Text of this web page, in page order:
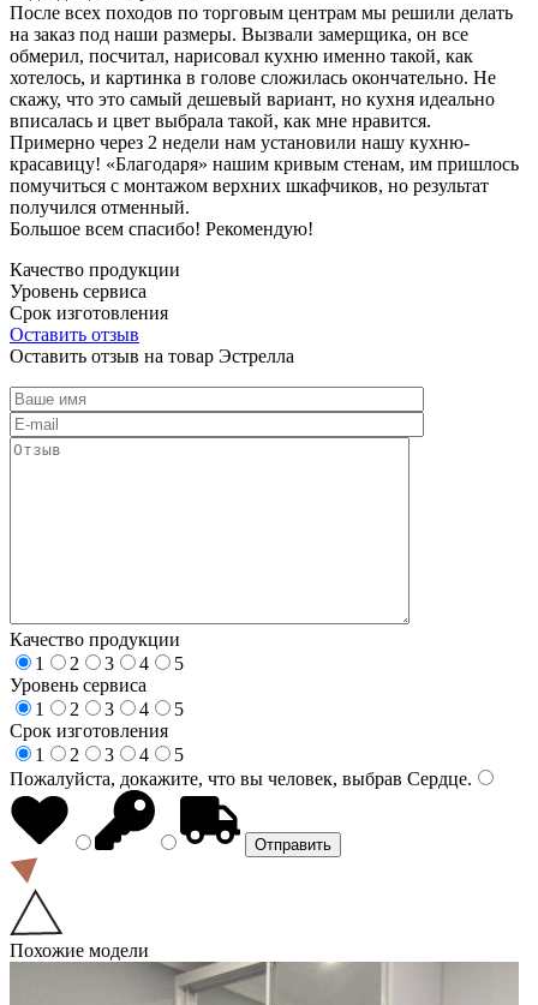
После всех походов по торговым центрам мы решили делать
на заказ под наши размеры. Вызвали замерщика, он все
обмерил, посчитал, нарисовал кухню именно такой, как
хотелось, и картинка в голове сложилась окончательно. Не
скажу, что это самый дешевый вариант, но кухня идеально
вписалась и цвет выбрала такой, как мне нравится.
Примерно через 2 недели нам установили нашу кухню-
красавицу! «Благодаря» нашим кривым стенам, им пришлось
помучиться с монтажом верхних шкафчиков, но результат
получился отменный.
Большое всем спасибо! Рекомендую!
Качество продукции
Уровень сервиса
Срок изготовления
Оставить отзыв
Оставить отзыв на товар Эстрелла
Качество продукции
1
2 3 4
5
Уровень сервиса
1
2 3 4
5
Срок изготовления
1
2 3 4
5
Пожалуйста, докажите, что вы человек, выбрав Сердце.
Похожие модели